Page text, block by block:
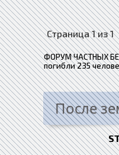
Страница1из1
ФОРУМ ЧАСТНЫХ
погибли 235
После